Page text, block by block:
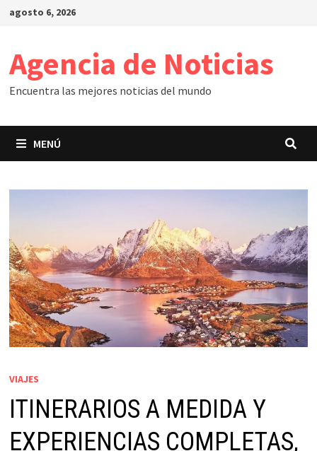
Saltar
agosto 6, 2026
Agencia de Noticias
Encuentra las mejores noticias del mundo
MENÚ
VIAJES
ITINERARIOS A MEDIDA Y
EXPERIENCIAS COMPLETAS,